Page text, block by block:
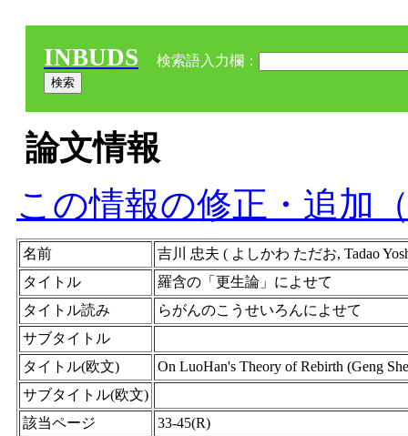
INBUDS 検索語入力欄：
論文情報
この情報の修正・追加
名前
吉川 忠夫 ( よしかわ ただお, Tadao
タイトル
羅含の「更生論」によせて
タイトル読み
らがんのこうせいろんによせて
サブタイトル
タイトル(欧文)
On LuoHan's Theory of Rebirth (Geng
サブタイトル(欧文)
該当ページ
33-45(R)